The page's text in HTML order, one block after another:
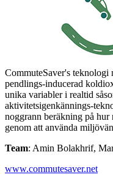
CommuteSaver's teknologi
pendlings-inducerad
unika variabler i realtid
aktivitetsigenkännings-
noggrann beräkning på
genom att använda
Team: Amin Bolakhrif,
www.commutesaver.net